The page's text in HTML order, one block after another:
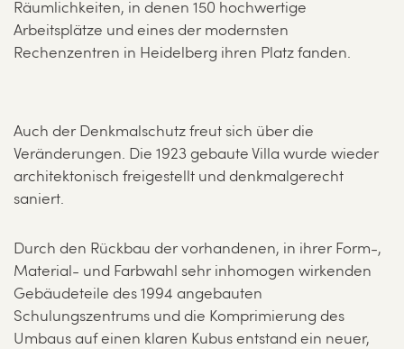
Räumlichkeiten, in denen 150 hochwertige
Arbeitsplätze und eines der modernsten
Rechenzentren in Heidelberg ihren Platz fanden.
Auch der Denkmalschutz freut sich über die
Veränderungen. Die 1923 gebaute Villa wurde wieder
architektonisch freigestellt und denkmalgerecht
saniert.
Durch den Rückbau der vorhandenen, in ihrer Form-,
Material- und Farbwahl sehr inhomogen wirkenden
Gebäudeteile des 1994 angebauten
Schulungszentrums und die Komprimierung des
Umbaus auf einen klaren Kubus entstand ein neuer,